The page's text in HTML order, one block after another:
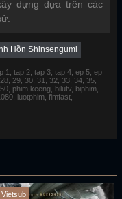
dựng dựa trên các
Hồn Shinsengumi
1, tap 2, tap 3, tap 4, ep 5, ep
29, 30, 31, 32, 33, 34, 35,
phim keeng, bilutv, biphim,
luotphim, fimfast,
Vietsub